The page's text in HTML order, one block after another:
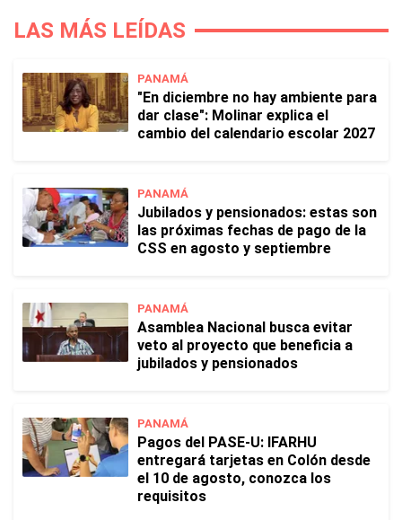
LAS MÁS LEÍDAS
PANAMÁ
"En diciembre no hay ambiente para
dar clase": Molinar explica el
cambio del calendario escolar 2027
PANAMÁ
Jubilados y pensionados: estas son
las próximas fechas de pago de la
CSS en agosto y septiembre
PANAMÁ
Asamblea Nacional busca evitar
veto al proyecto que beneficia a
jubilados y pensionados
PANAMÁ
Pagos del PASE-U: IFARHU
entregará tarjetas en Colón desde
el 10 de agosto, conozca los
requisitos